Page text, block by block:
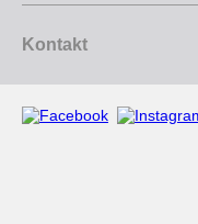
Kontakt